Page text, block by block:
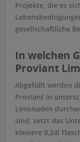
Projekte, die es
gesellschaftliche
In welchen
Proviant
Abgefüllt werden
Proviant in
Limonaden
sind, setzt das
kleinere 0,24l